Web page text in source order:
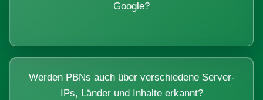
Google?
Werden PBNs auch über verschiedene Server-
IPs, Länder und Inhalte erkannt?